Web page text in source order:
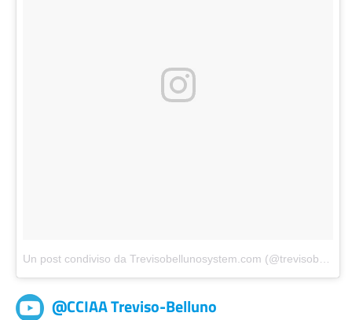
Un post condiviso da Trevisobellunosystem.com (@trevisobellunosystem)
@CCIAA Treviso-Belluno